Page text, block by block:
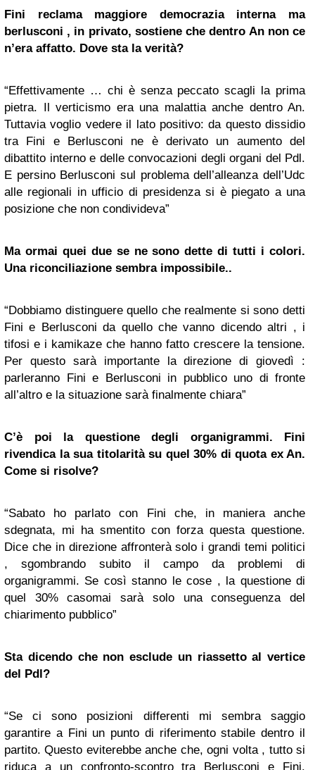
Fini reclama maggiore democrazia interna ma
berlusconi , in privato, sostiene che dentro An non ce
n’era affatto. Dove sta la verità?
“Effettivamente … chi è senza peccato scagli la prima
pietra. Il verticismo era una malattia anche dentro An.
Tuttavia voglio vedere il lato positivo: da questo dissidio
tra Fini e Berlusconi ne è derivato un aumento del
dibattito interno e delle convocazioni degli organi del Pdl.
E persino Berlusconi sul problema dell’alleanza dell’Udc
alle regionali in ufficio di presidenza si è piegato a una
posizione che non condivideva”
Ma ormai quei due se ne sono dette di tutti i colori.
Una riconciliazione sembra impossibile..
“Dobbiamo distinguere quello che realmente si sono detti
Fini e Berlusconi da quello che vanno dicendo altri , i
tifosi e i kamikaze che hanno fatto crescere la tensione.
Per questo sarà importante la direzione di giovedì :
parleranno Fini e Berlusconi in pubblico uno di fronte
all’altro e la situazione sarà finalmente chiara”
C’è poi la questione degli organigrammi. Fini
rivendica la sua titolarità su quel 30% di quota ex An.
Come si risolve?
“Sabato ho parlato con Fini che, in maniera anche
sdegnata, mi ha smentito con forza questa questione.
Dice che in direzione affronterà solo i grandi temi politici
, sgombrando subito il campo da problemi di
organigrammi. Se così stanno le cose , la questione di
quel 30% casomai sarà solo una conseguenza del
chiarimento pubblico”
Sta dicendo che non esclude un riassetto al vertice
del Pdl?
“Se ci sono posizioni differenti mi sembra saggio
garantire a Fini un punto di riferimento stabile dentro il
partito. Questo eviterebbe anche che, ogni volta , tutto si
riduca a un confronto-scontro tra Berlusconi e Fini.